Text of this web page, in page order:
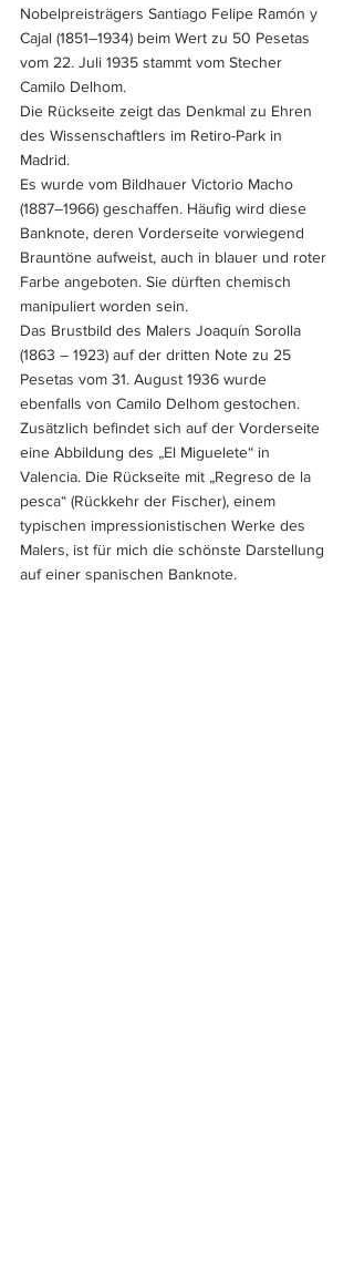
Nobelpreisträgers Santiago Felipe Ramón y
Cajal (1851–1934) beim Wert zu 50 Pesetas
vom 22. Juli 1935 stammt vom Stecher
Camilo Delhom.
Die Rückseite zeigt das Denkmal zu Ehren
des Wissenschaftlers im Retiro-Park in
Madrid.
Es wurde vom Bildhauer Victorio Macho
(1887–1966) geschaffen. Häufig wird diese
Banknote, deren Vorderseite vorwiegend
Brauntöne aufweist, auch in blauer und roter
Farbe angeboten. Sie dürften chemisch
manipuliert worden sein.
Das Brustbild des Malers Joaquín Sorolla
(1863 – 1923) auf der dritten Note zu 25
Pesetas vom 31. August 1936 wurde
ebenfalls von Camilo Delhom gestochen.
Zusätzlich befindet sich auf der Vorderseite
eine Abbildung des „El Miguelete“ in
Valencia. Die Rückseite mit „Regreso de la
pesca“ (Rückkehr der Fischer), einem
typischen impressionistischen Werke des
Malers, ist für mich die schönste Darstellung
auf einer spanischen Banknote.